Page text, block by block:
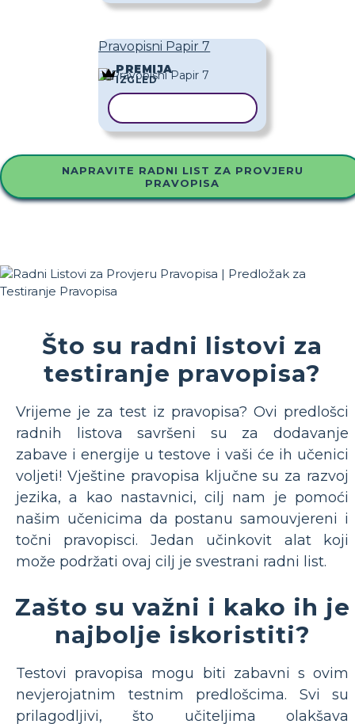
Pravopisni Papir 7
PREMIJA
IZGLED
NAPRAVITE RADNI LIST ZA PROVJERU
PRAVOPISA
Što su radni listovi za
testiranje pravopisa?
Vrijeme je za test iz pravopisa? Ovi predlošci
radnih listova savršeni su za dodavanje
zabave i energije u testove i vaši će ih učenici
voljeti! Vještine pravopisa ključne su za razvoj
jezika, a kao nastavnici, cilj nam je pomoći
našim učenicima da postanu samouvjereni i
točni pravopisci. Jedan učinkovit alat koji
može podržati ovaj cilj je svestrani radni list.
Zašto su važni i kako ih je
najbolje iskoristiti?
Testovi pravopisa mogu biti zabavni s ovim
nevjerojatnim testnim predlošcima. Svi su
prilagodljivi, što učiteljima olakšava